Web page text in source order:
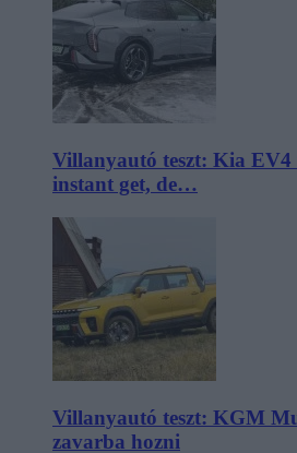
Villanyautó teszt: Kia EV4
instant get, de…
Villanyautó teszt: KGM
zavarba hozni